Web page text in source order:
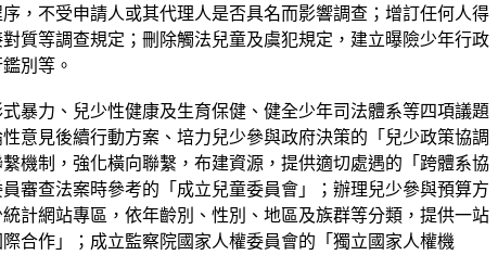
，不受申請人或其代理人是否具名而影響調查；增訂任何人得
質等調查規定；刪除觸法兒童及虞犯規定，建立曝險少年行政
別等。
暴力、兒少性健康及生育保健、健全少年司法體系等四項議題
意見後續行動方案、培力兒少參與政府決策的「兒少政策協調
機制，強化橫向聯繫，布建資源，提供適切處遇的「跨體系協
審查法案時參考的「成立兒童委員會」；辦理兒少參與預算方
計網站專區，依年齡別、性別、地區及族群等分類，提供一站
合作」；成立監察院國家人權委員會的「獨立國家人權機